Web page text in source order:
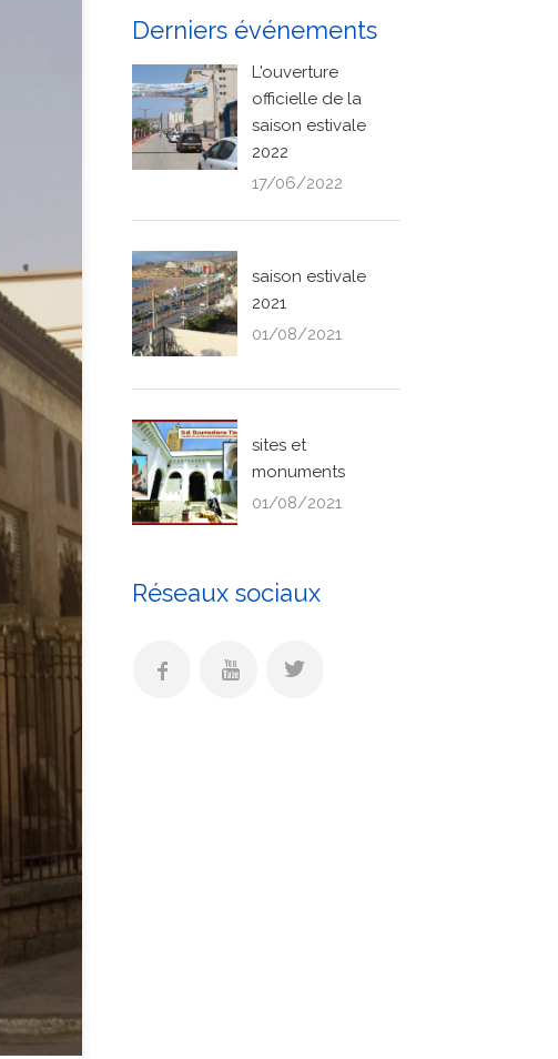
Derniers événements
L'ouverture
officielle de la
saison estivale
2022
17/06/2022
saison estivale
2021
01/08/2021
sites et
monuments
01/08/2021
Réseaux sociaux